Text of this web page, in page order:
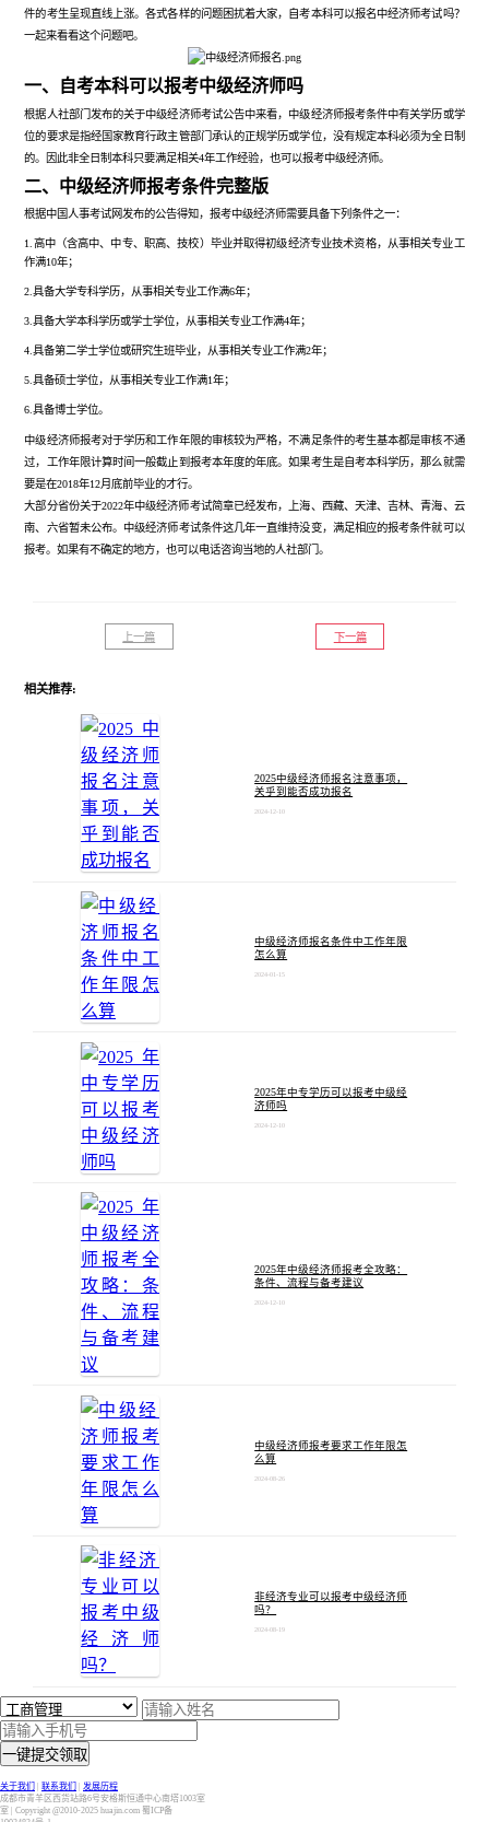
件的考生呈现直线上涨。各式各样的问题困扰着大家，自考本科可以报名中经济师考试吗？
一起来看看这个问题吧。
一、 自考本科可以报考中级经济师吗
根据人社部门发布的关于中级经济师考试公告中来看，中级经济师报考条件中有关学历或学
位的要求是指经国家教育行政主管部门承认的正规学历或学位，没有规定本科必须为全日制
的。因此非全日制本科只要满足相关4年工作经验，也可以报考中级经济师。
二、 中级经济师报考条件完整版
根据中国人事考试网发布的公告得知，报考中级经济师需要具备下列条件之一：
1.高中（含高中、中专、职高、技校）毕业并取得初级经济专业技术资格，从事相关专业工
作满10年；
2.具备大学专科学历，从事相关专业工作满6年；
3.具备大学本科学历或学士学位，从事相关专业工作满4年；
4.具备第二学士学位或研究生班毕业，从事相关专业工作满2年；
5.具备硕士学位，从事相关专业工作满1年；
6.具备博士学位。
中级经济师报考对于学历和工作年限的审核较为严格，不满足条件的考生基本都是审核不通
过，工作年限计算时间一般截止到报考本年度的年底。如果考生是自考本科学历，那么就需
要是在2018年12月底前毕业的才行。
大部分省份关于2022年中级经济师考试简章已经发布，上海、西藏、天津、吉林、青海、云
南、六省暂未公布。中级经济师考试条件这几年一直维持没变，满足相应的报考条件就可以
报考。如果有不确定的地方，也可以电话咨询当地的人社部门。
上一篇 下一篇
相关推荐:
2025中级经济师报名注意事项，
关乎到能否成功报名
2024-12-10
中级经济师报名条件中工作年限
怎么算
2024-01-15
2025年中专学历可以报考中级经
济师吗
2024-12-10
2025年中级经济师报考全攻略：
条件、流程与备考建议
2024-12-10
中级经济师报考要求工作年限怎
么算
2024-08-26
非经济专业可以报考中级经济师
吗？
2024-08-19
一键提交领取
关于我们 联系我们
发展历程
成都市青羊区西货站路6号安格斯恒通中心南塔1003室
室 | Copyright @2010-2025 huajin.com 蜀ICP备